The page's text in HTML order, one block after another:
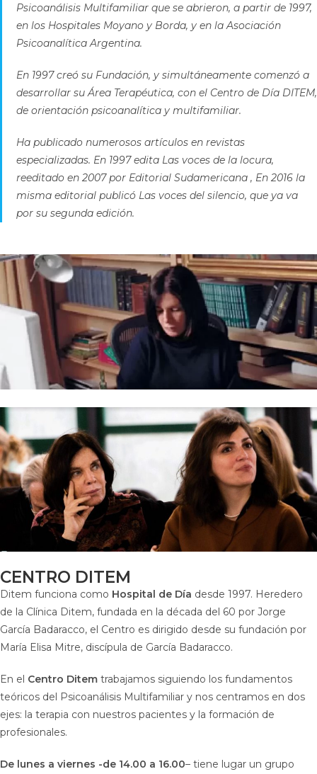
Psicoanálisis Multifamiliar que se abrieron, a partir de 1997,
en los Hospitales Moyano y Borda, y en la Asociación
Psicoanalítica Argentina.
En 1997 creó su Fundación, y simultáneamente comenzó a
desarrollar su Área Terapéutica, con el Centro de Día DITEM,
de orientación psicoanalítica y multifamiliar.
Ha publicado numerosos artículos en revistas
especializadas. En 1997 edita Las voces de la locura,
reeditado en 2007 por Editorial Sudamericana , En 2016 la
misma editorial publicó Las voces del silencio, que ya va
por su segunda edición.
CENTRO DITEM
Ditem funciona como Hospital de Día desde 1997. Heredero
de la Clínica Ditem, fundada en la década del 60 por Jorge
García Badaracco, el Centro es dirigido desde su fundación por
María Elisa Mitre, discípula de García Badaracco.
En el Centro Ditem trabajamos siguiendo los fundamentos
teóricos del Psicoanálisis Multifamiliar y nos centramos en dos
ejes: la terapia con nuestros pacientes y la formación de
profesionales.
De lunes a viernes -de 14.00 a 16.00– tiene lugar un grupo